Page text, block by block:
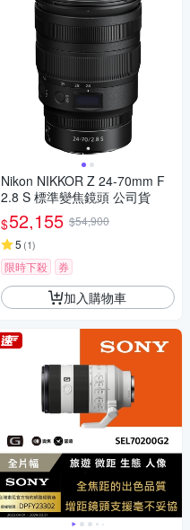
Nikon NIKKOR Z 24-70mm F
2.8 S 標準變焦鏡頭 公司貨
$52,155 $54,900
5 (1)
限時下殺 券
加入購物車